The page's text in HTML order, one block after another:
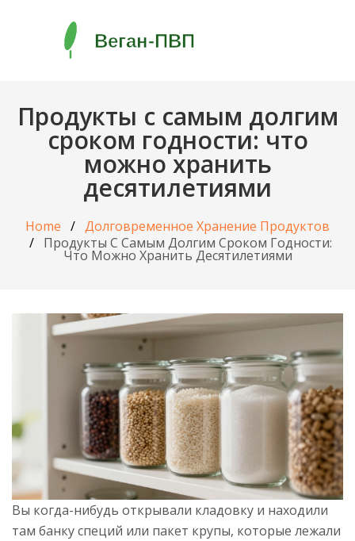
Продукты с самым долгим
сроком годности: что
можно хранить
десятилетиями
Home
Долговременное Хранение Продуктов
Продукты С Самым Долгим Сроком Годности:
Что Можно Хранить Десятилетиями
Вы когда-нибудь открывали кладовку и находили
там банку специй или пакет крупы, которые лежали